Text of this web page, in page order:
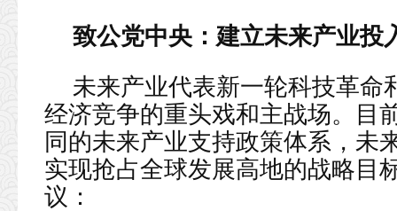
致公党中央：建立未来产业投
未来产业代表新一轮科技革命
经济竞争的重头戏和主战场。目
同的未来产业支持政策体系，未
实现抢占全球发展高地的战略目
议：